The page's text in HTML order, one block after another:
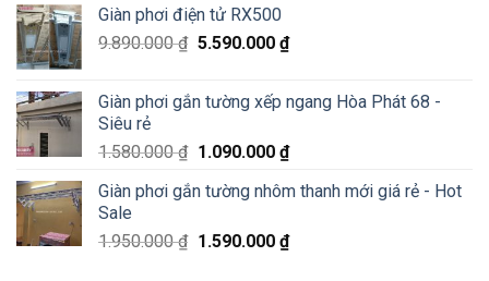
chỉ
200K
Giàn phơi điện tử RX500
9.890.000₫ 5.590.000 ₫
Giàn phơi gắn tường xếp ngang Hòa Phát 68 -
Siêu rẻ
1.580.000₫ 1.090.000 ₫
Giàn phơi gắn tường nhôm thanh mới giá rẻ - Hot
Sale
1.950.000₫ 1.590.000 ₫